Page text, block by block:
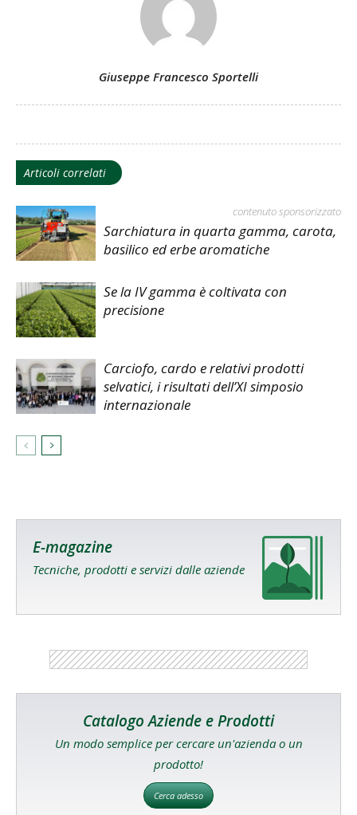
Giuseppe Francesco Sportelli
Articoli correlati
contenuto sponsorizzato
Sarchiatura in quarta gamma, carota,
basilico ed erbe aromatiche
Se la IV gamma è coltivata con
precisione
Carciofo, cardo e relativi prodotti
selvatici, i risultati dell’XI simposio
internazionale
E-magazine
Tecniche, prodotti e servizi dalle aziende
Catalogo Aziende e Prodotti
Un modo semplice per cercare un'azienda o un
prodotto!
Cerca adesso